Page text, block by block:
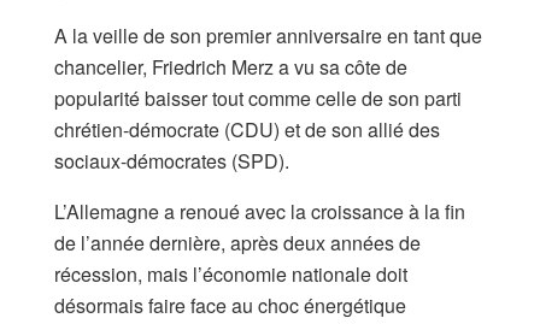
A la veille de son ‌premier anniversaire en tant que
chancelier, Friedrich Merz a vu sa côte de
popularité baisser tout comme celle de son parti
chrétien-démocrate (CDU) et de son allié des
sociaux-démocrates (SPD).
L’Allemagne a renoué avec la croissance à la fin
de l’année dernière, après deux années de
récession, mais l’économie nationale doit
désormais faire face au choc énergétique